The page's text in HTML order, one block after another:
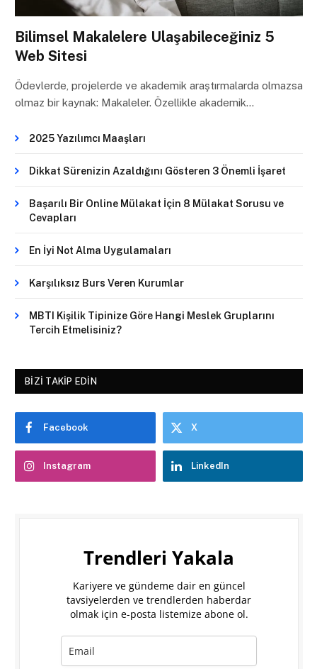
Bilimsel Makalelere Ulaşabileceğiniz 5
Web Sitesi
Ödevlerde, projelerde ve akademik araştırmalarda olmazsa
olmaz bir kaynak: Makaleler. Özellikle akademik…
2025 Yazılımcı Maaşları
Dikkat Sürenizin Azaldığını Gösteren 3 Önemli İşaret
Başarılı Bir Online Mülakat İçin 8 Mülakat Sorusu ve
Cevapları
En İyi Not Alma Uygulamaları
Karşılıksız Burs Veren Kurumlar
MBTI Kişilik Tipinize Göre Hangi Meslek Gruplarını
Tercih Etmelisiniz?
BIZI TAKIP EDIN
Facebook X
Instagram LinkedIn
Trendleri Yakala
Kariyere ve gündeme dair en güncel
tavsiyelerden ve trendlerden haberdar
olmak için e-posta listemize abone ol.